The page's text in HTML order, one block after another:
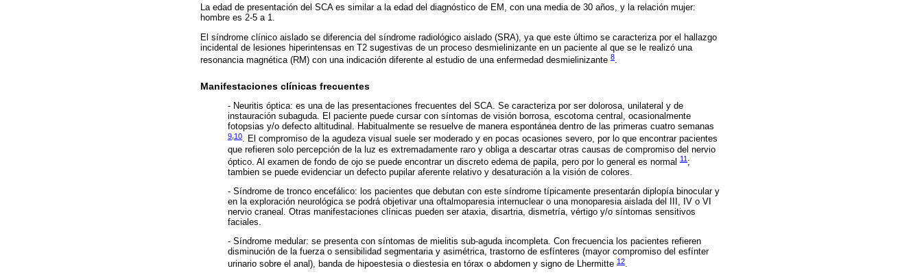
La edad de presentación del SCA es similar a la edad del diagnóstico de EM, con una media de 30 años, y la relación mujer:
hombre es 2-5 a 1.
El síndrome clínico aislado se diferencia del síndrome radiológico aislado (SRA), ya que este último se caracteriza por el hallazgo
incidental de lesiones hiperintensas en T2 sugestivas de un proceso desmielinizante en un paciente al que se le realizó una
resonancia magnética (RM) con una indicación diferente al estudio de una enfermedad desmielinizante 8
Manifestaciones clínicas frecuentes
- Neuritis óptica: es una de las presentaciones frecuentes del SCA. Se caracteriza por ser dolorosa, unilateral y de
instauración subaguda. El paciente puede cursar con síntomas de visión borrosa, escotoma central, ocasionalmente
fotopsias y/o defecto altitudinal. Habitualmente se resuelve de manera espontánea dentro de las primeras cuatro semanas
9 10. El compromiso de la agudeza visual suele ser moderado y en pocas ocasiones severo, por lo que encontrar pacientes
que refieren solo percepción de la luz es extremadamente raro y obliga a descartar otras causas de compromiso del nervio
óptico. Al examen de fondo de ojo se puede encontrar un discreto edema de papila, pero por lo general es normal
11 ;
tambien se puede evidenciar un defecto pupilar aferente relativo y desaturación a la visión de colores.
- Síndrome de tronco encefálico: los pacientes que debutan con este síndrome típicamente presentarán diplopía binocular y
en la exploración neurológica se podrá objetivar una oftalmoparesia internuclear o una monoparesia aislada del III, IV o VI
nervio craneal. Otras manifestaciones clínicas pueden ser ataxia, disartria, dismetría, vértigo y/o síntomas sensitivos
faciales.
- Síndrome medular: se presenta con síntomas de mielitis sub-aguda incompleta. Con frecuencia los pacientes refieren
disminución de la fuerza o sensibilidad segmentaria y asimétrica, trastorno de esfínteres (mayor compromiso del esfínter
urinario sobre el anal), banda de hipoestesia o diestesia en tórax o abdomen y signo de Lhermitte 12.